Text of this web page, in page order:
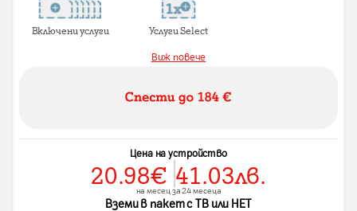
Включени услуги Услуги Select
Виж повече
Цена на устройство
20.98€ 41.03лв.
на месец за 24 месеца
Вземи в пакет с ТВ или НЕТ